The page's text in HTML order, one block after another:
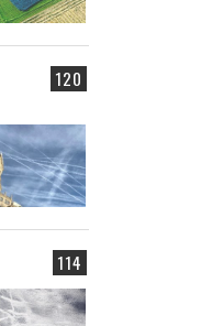
120
114